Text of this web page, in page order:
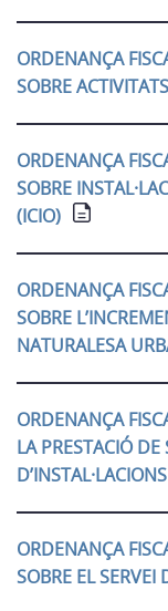
ORDENANÇA
SOBRE
ORDENANÇA
SOBRE
(ICIO)
ORDENANÇA
SOBRE
NATURALESA
ORDENANÇA
LA PRESTACIÓ
ORDENANÇA
SOBRE EL SERVEI